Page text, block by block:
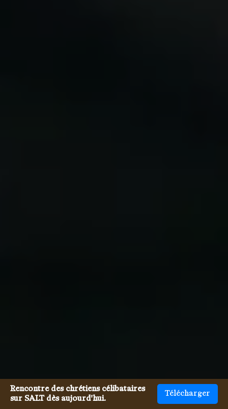
Rencontre des chrétiens célibataires
sur SALT dès aujourd'hui.
Télécharger